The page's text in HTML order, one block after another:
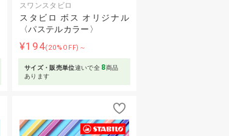
スワンスタビロ
スタビロ ボス オリジナル
〈パステルカラー〉
¥194(20%OFF)～
サイズ・販売単位違いで全 8商品
あります